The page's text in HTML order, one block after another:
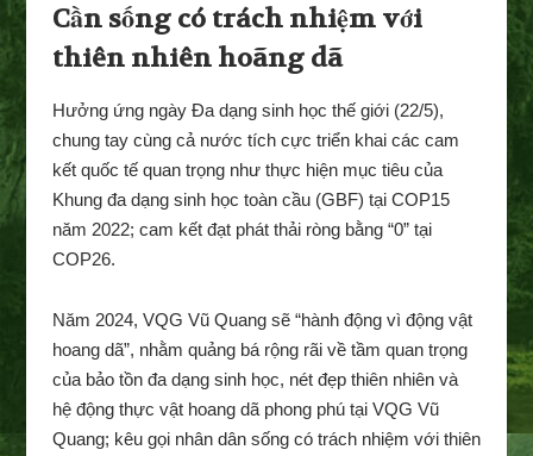
Cần sống có trách nhiệm với
thiên nhiên hoãng dã
Hưởng ứng ngày Đa dạng sinh học thế giới (22/5),
chung tay cùng cả nước tích cực triển khai các cam
kết quốc tế quan trọng như thực hiện mục tiêu của
Khung đa dạng sinh học toàn cầu (GBF) tại COP15
năm 2022; cam kết đạt phát thải ròng bằng “0” tại
COP26.
Năm 2024, VQG Vũ Quang sẽ “hành động vì động vật
hoang dã”, nhằm quảng bá rộng rãi về tầm quan trọng
của bảo tồn đa dạng sinh học, nét đẹp thiên nhiên và
hệ động thực vật hoang dã phong phú tại VQG Vũ
Quang; kêu gọi nhân dân sống có trách nhiệm với thiên